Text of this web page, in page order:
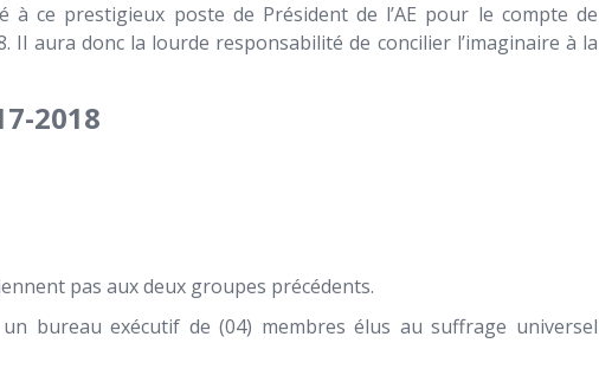
à ce prestigieux poste de Président de l’AE pour le compte de
Il aura donc la lourde responsabilité de concilier l’imaginaire à la
2018
pas aux deux groupes précédents.
bureau exécutif de (04) membres élus au suffrage universel